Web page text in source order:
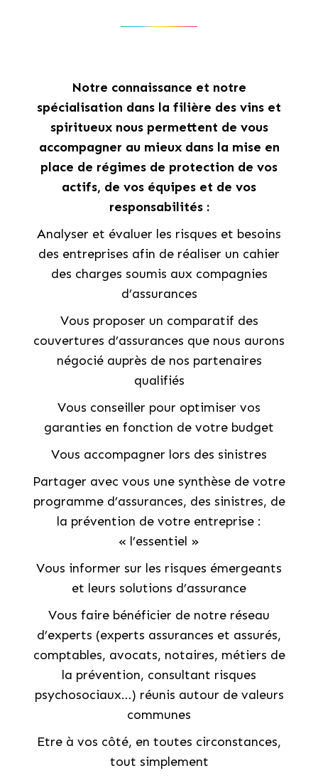
Notre connaissance et notre
spécialisation dans la filière des vins et
spiritueux nous permettent de vous
accompagner au mieux dans la mise en
place de régimes de protection de vos
actifs, de vos équipes et de vos
responsabilités :
Analyser et évaluer les risques et besoins
des entreprises afin de réaliser un cahier
des charges soumis aux compagnies
d’assurances
Vous proposer un comparatif des
couvertures d’assurances que nous aurons
négocié auprès de nos partenaires
qualifiés
Vous conseiller pour optimiser vos
garanties en fonction de votre budget
Vous accompagner lors des sinistres
Partager avec vous une synthèse de votre
programme d’assurances, des sinistres, de
la prévention de votre entreprise :
« l’essentiel »
Vous informer sur les risques émergeants
et leurs solutions d’assurance
Vous faire bénéficier de notre réseau
d’experts (experts assurances et assurés,
comptables, avocats, notaires, métiers de
la prévention, consultant risques
psychosociaux…) réunis autour de valeurs
communes
Etre à vos côté, en toutes circonstances,
tout simplement